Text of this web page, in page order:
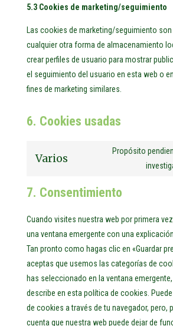
5.3 Cookies de marketing/seguimiento
Las cookies de marketing/seguimiento
cualquier otra forma de almacenamiento
crear perfiles de usuario para mostrar
el seguimiento del usuario en esta web o
fines de marketing similares.
6. Cookies usadas
Varios
Propósito
7. Consentimiento
Cuando visites nuestra web por primera
una ventana emergente con una
Tan pronto como hagas clic en «Guardar
aceptas que usemos las categorías de
has seleccionado en la ventana
describe en esta política de cookies.
de cookies a través de tu navegador, pero,
cuenta que nuestra web puede dejar de